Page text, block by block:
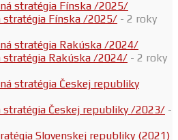
stratégia Fínska /2025/ - 2 roky
stratégia Rakúska /2024/ - 2 roky
stratégia Českej republiky /2023/ -